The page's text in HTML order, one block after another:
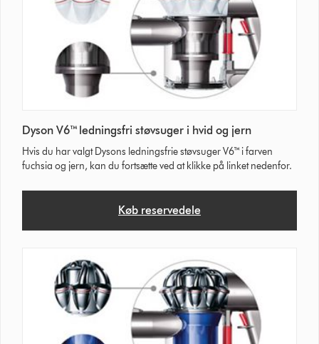
Dyson V6™ ledningsfri støvsuger i hvid og jern
Hvis du har valgt Dysons ledningsfrie støvsuger V6™ i farven
fuchsia og jern, kan du fortsætte ved at klikke på linket nedenfor.
Køb reservedele